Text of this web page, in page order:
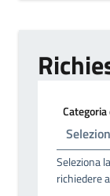
Seleziona
richiedere